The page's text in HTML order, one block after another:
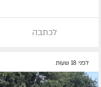
לכתבה
לפני 18 שעות